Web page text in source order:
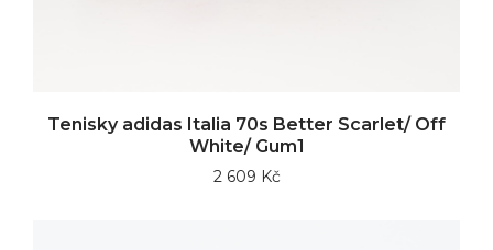
Tenisky adidas Italia 70s Better Scarlet/ Off
White/ Gum1
2 609 Kč